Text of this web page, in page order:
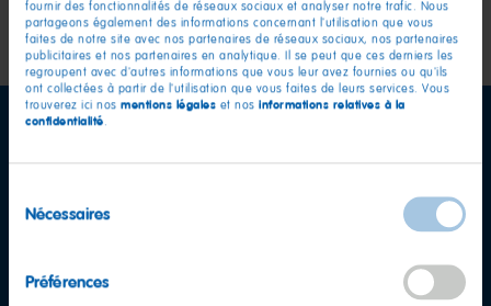
fournir des fonctionnalités de réseaux sociaux et analyser notre trafic. Nous
partageons également des informations concernant l'utilisation que vous
faites de notre site avec nos partenaires de réseaux sociaux, nos partenaires
publicitaires et nos partenaires en analytique. Il se peut que ces derniers les
regroupent avec d'autres informations que vous leur avez fournies ou qu'ils
ont collectées à partir de l'utilisation que vous faites de leurs services. Vous
trouverez ici nos mentions légales et nos informations relatives à la
confidentialité.
duNécessaires
Préférences
la
1
2 3